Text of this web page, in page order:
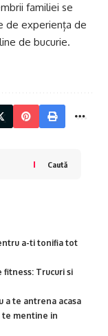
familiei se
de experiența de
de bucurie.
Caută
a-ti tonifia tot
Trucuri si
a te antrena acasa
te mentine in